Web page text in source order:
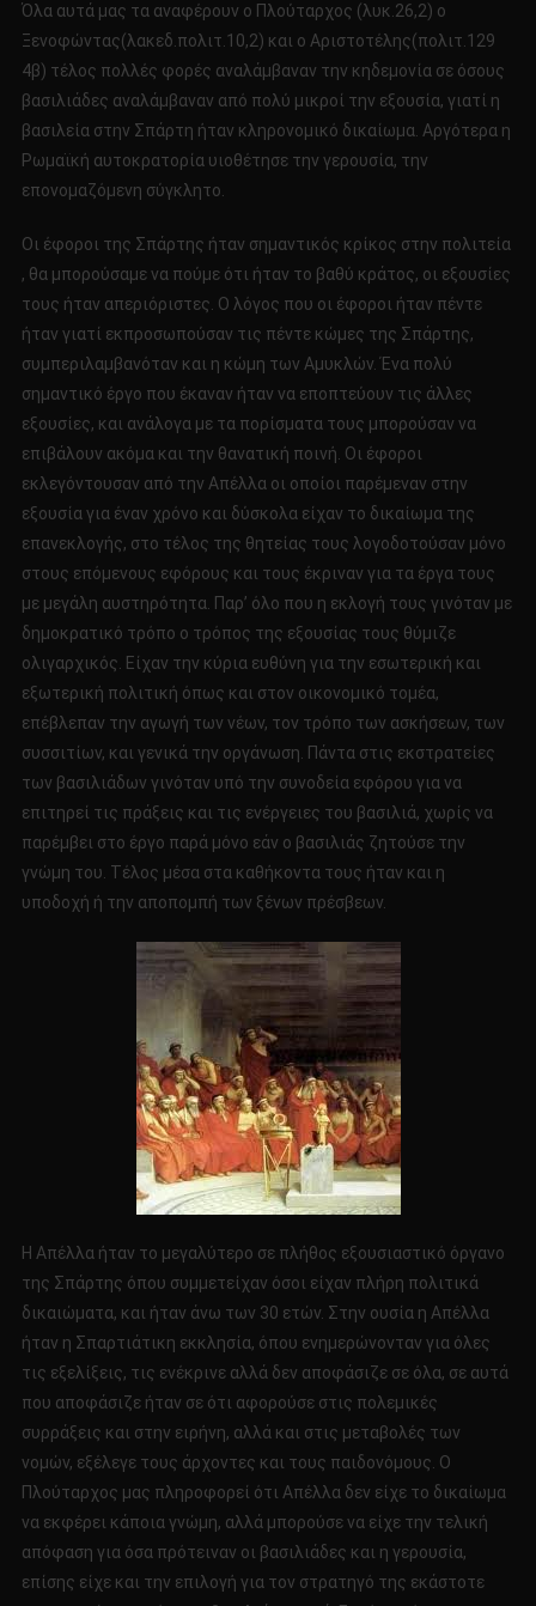
Όλα αυτά μας τα αναφέρουν ο Πλούταρχος (λυκ.26,2) ο
Ξενοφώντας(λακεδ.πολιτ.10,2) και ο Αριστοτέλης(πολιτ.129
4β) τέλος πολλές φορές αναλάμβαναν την κηδεμονία σε όσους
βασιλιάδες αναλάμβαναν από πολύ μικροί την εξουσία, γιατί η
βασιλεία στην Σπάρτη ήταν κληρονομικό δικαίωμα. Αργότερα η
Ρωμαϊκή αυτοκρατορία υιοθέτησε την γερουσία, την
επονομαζόμενη σύγκλητο.
Οι έφοροι της Σπάρτης ήταν σημαντικός κρίκος στην πολιτεία
, θα μπορούσαμε να πούμε ότι ήταν το βαθύ κράτος, οι εξουσίες
τους ήταν απεριόριστες. Ο λόγος που οι έφοροι ήταν πέντε
ήταν γιατί εκπροσωπούσαν τις πέντε κώμες της Σπάρτης,
συμπεριλαμβανόταν και η κώμη των Αμυκλών. Ένα πολύ
σημαντικό έργο που έκαναν ήταν να εποπτεύουν τις άλλες
εξουσίες, και ανάλογα με τα πορίσματα τους μπορούσαν να
επιβάλουν ακόμα και την θανατική ποινή. Οι έφοροι
εκλεγόντουσαν από την Απέλλα οι οποίοι παρέμεναν στην
εξουσία για έναν χρόνο και δύσκολα είχαν το δικαίωμα της
επανεκλογής, στο τέλος της θητείας τους λογοδοτούσαν μόνο
στους επόμενους εφόρους και τους έκριναν για τα έργα τους
με μεγάλη αυστηρότητα. Παρ’ όλο που η εκλογή τους γινόταν με
δημοκρατικό τρόπο ο τρόπος της εξουσίας τους θύμιζε
ολιγαρχικός. Είχαν την κύρια ευθύνη για την εσωτερική και
εξωτερική πολιτική όπως και στον οικονομικό τομέα,
επέβλεπαν την αγωγή των νέων, τον τρόπο των ασκήσεων, των
συσσιτίων, και γενικά την οργάνωση. Πάντα στις εκστρατείες
των βασιλιάδων γινόταν υπό την συνοδεία εφόρου για να
επιτηρεί τις πράξεις και τις ενέργειες του βασιλιά, χωρίς να
παρέμβει στο έργο παρά μόνο εάν ο βασιλιάς ζητούσε την
γνώμη του. Τέλος μέσα στα καθήκοντα τους ήταν και η
υποδοχή ή την αποπομπή των ξένων πρέσβεων.
Η Απέλλα ήταν το μεγαλύτερο σε πλήθος εξουσιαστικό όργανο
της Σπάρτης όπου συμμετείχαν όσοι είχαν πλήρη πολιτικά
δικαιώματα, και ήταν άνω των 30 ετών. Στην ουσία η Απέλλα
ήταν η Σπαρτιάτικη εκκλησία, όπου ενημερώνονταν για όλες
τις εξελίξεις, τις ενέκρινε αλλά δεν αποφάσιζε σε όλα, σε αυτά
που αποφάσιζε ήταν σε ότι αφορούσε στις πολεμικές
συρράξεις και στην ειρήνη, αλλά και στις μεταβολές των
νομών, εξέλεγε τους άρχοντες και τους παιδονόμους. Ο
Πλούταρχος μας πληροφορεί ότι Απέλλα δεν είχε το δικαίωμα
να εκφέρει κάποια γνώμη, αλλά μπορούσε να είχε την τελική
απόφαση για όσα πρότειναν οι βασιλιάδες και η γερουσία,
επίσης είχε και την επιλογή για τον στρατηγό της εκάστοτε